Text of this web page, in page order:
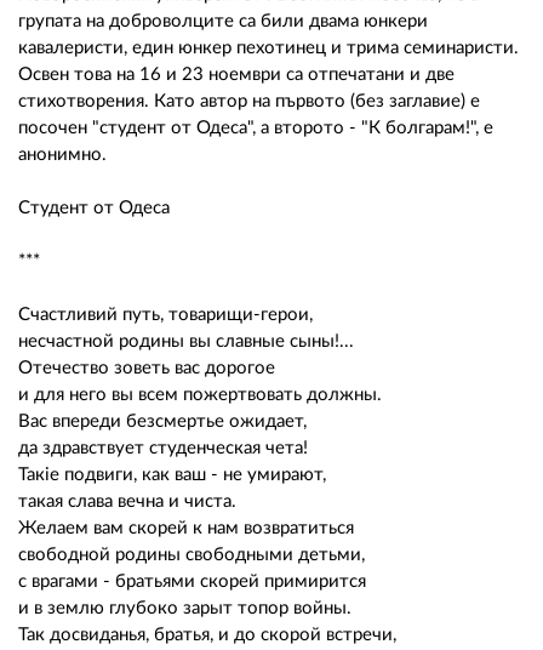
групата на доброволците са били двама юнкери
кавалеристи, един юнкер пехотинец и трима семинаристи.
Освен това на 16 и 23 ноември са отпечатани и две
стихотворения. Като автор на първото (без заглавие) е
посочен "студент от Одеса", а второто - "К болгарам!", е
анонимно.
Студент от Одеса
***
Счастливий путь, товарищи-герои,
несчастной родины вы славные сыны!...
Отечество зоветь вас дорогое
и для него вы всем пожертвовать должны.
Вас впереди безсмертье ожидает,
да здравствует студенческая чета!
Такiе подвиги, как ваш - не умирают,
такая слава вечна и чиста.
Желаем вам скорей к нам возвратиться
свободной родины свободными детьми,
с врагами - братьями скорей примирится
и в землю глубоко зарыт топор войны.
Так досвиданья, братья, и до скорой встречи,